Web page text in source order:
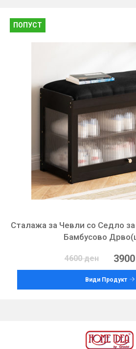
ПОПУСТ
Сталажа за Чевли со Седло
Бамбусово
4600 ден
Види Продукт